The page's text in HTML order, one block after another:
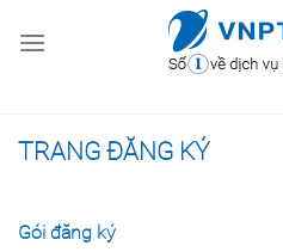
TRANG ĐĂNG KÝ
Gói đăng ký